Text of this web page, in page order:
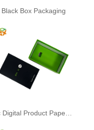
Black Box Packaging